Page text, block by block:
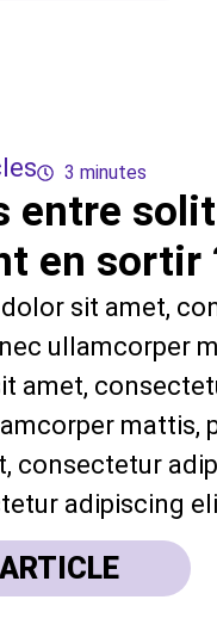
3 minutes
entre
en sortir
sit amet,
ullamcorper
amet,
mattis,
consectetur
adipiscing